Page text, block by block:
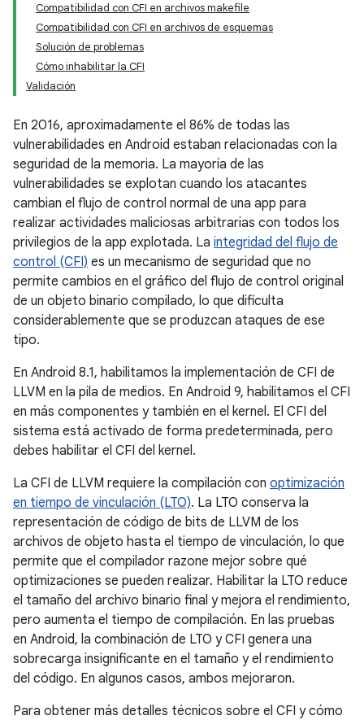
Compatibilidad con CFI en archivos makefile
Compatibilidad con CFI en archivos de esquemas
Solución de problemas
Cómo inhabilitar la CFI
Validación
En 2016, aproximadamente el 86% de todas las
vulnerabilidades en Android estaban relacionadas con la
seguridad de la memoria. La mayoría de las
vulnerabilidades se explotan cuando los atacantes
cambian el flujo de control normal de una app para
realizar actividades maliciosas arbitrarias con todos los
privilegios de la app explotada. La integridad del flujo de
control (CFI) es un mecanismo de seguridad que no
permite cambios en el gráfico del flujo de control original
de un objeto binario compilado, lo que dificulta
considerablemente que se produzcan ataques de ese
tipo.
En Android 8.1, habilitamos la implementación de CFI de
LLVM en la pila de medios. En Android 9, habilitamos el CFI
en más componentes y también en el kernel. El CFI del
sistema está activado de forma predeterminada, pero
debes habilitar el CFI del kernel.
La CFI de LLVM requiere la compilación con optimización
en tiempo de vinculación (LTO). La LTO conserva la
representación de código de bits de LLVM de los
archivos de objeto hasta el tiempo de vinculación, lo que
permite que el compilador razone mejor sobre qué
optimizaciones se pueden realizar. Habilitar la LTO reduce
el tamaño del archivo binario final y mejora el rendimiento,
pero aumenta el tiempo de compilación. En las pruebas
en Android, la combinación de LTO y CFI genera una
sobrecarga insignificante en el tamaño y el rendimiento
del código. En algunos casos, ambos mejoraron.
Para obtener más detalles técnicos sobre el CFI y cómo